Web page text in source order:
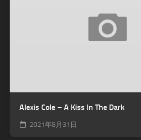
Alexis Cole – A Kiss In The Dark
2021年8月31日